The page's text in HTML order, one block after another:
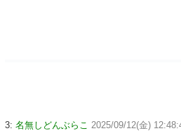
3: 名無しどんぶらこ 2025/09/12(金)